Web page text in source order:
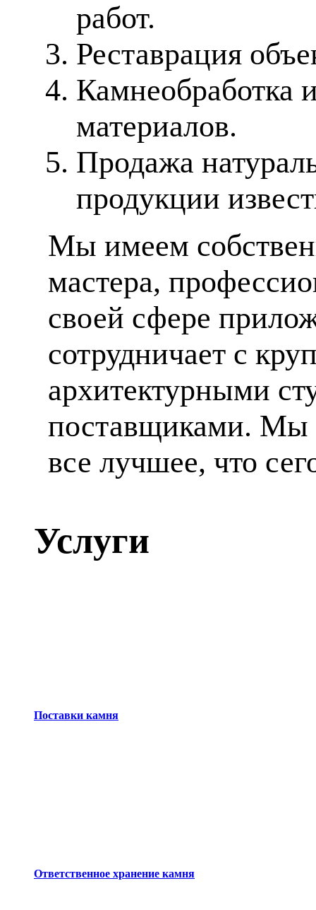
работ.
Реставрация
Камнеобработка
материалов.
Продажа
продукции
Мы имеем
мастера,
своей сфере
сотрудничает с
архитектурными
поставщиками. Мы
все лучшее, что
Услуги
Поставки камня
Ответственное хранение камня